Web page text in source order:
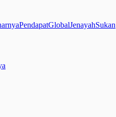
PendapatGlobalJenayahSukan